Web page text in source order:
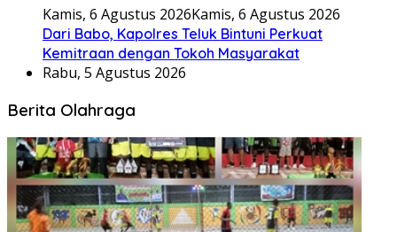
Kamis, 6 Agustus 2026Kamis, 6 Agustus 2026
Dari Babo, Kapolres Teluk Bintuni Perkuat
Kemitraan dengan Tokoh Masyarakat
Rabu, 5 Agustus 2026
Berita Olahraga